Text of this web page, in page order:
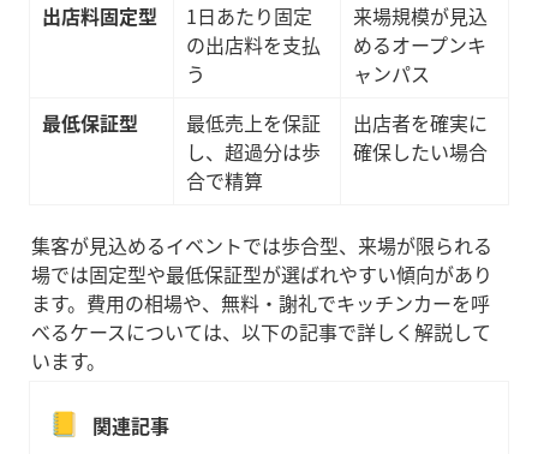
出店料固定型
1日あたり固定
の出店料を支払
う
来場規模が見込
めるオープンキ
ャンパス
最低保証型
最低売上を保証
し、超過分は歩
合で精算
出店者を確実に
確保したい場合
集客が見込めるイベントでは歩合型、来場が限られる
場では固定型や最低保証型が選ばれやすい傾向があり
ます。費用の相場や、無料・謝礼でキッチンカーを呼
べるケースについては、以下の記事で詳しく解説して
います。
📒
関連記事